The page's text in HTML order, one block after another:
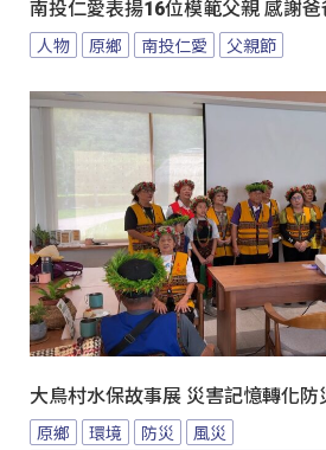
南投仁愛表揚16位模範父親 感謝爸
人物 原鄉 南投仁愛 父親節
大鳥村水保故事展 災害記憶轉化防
原鄉 環境 防災
風災